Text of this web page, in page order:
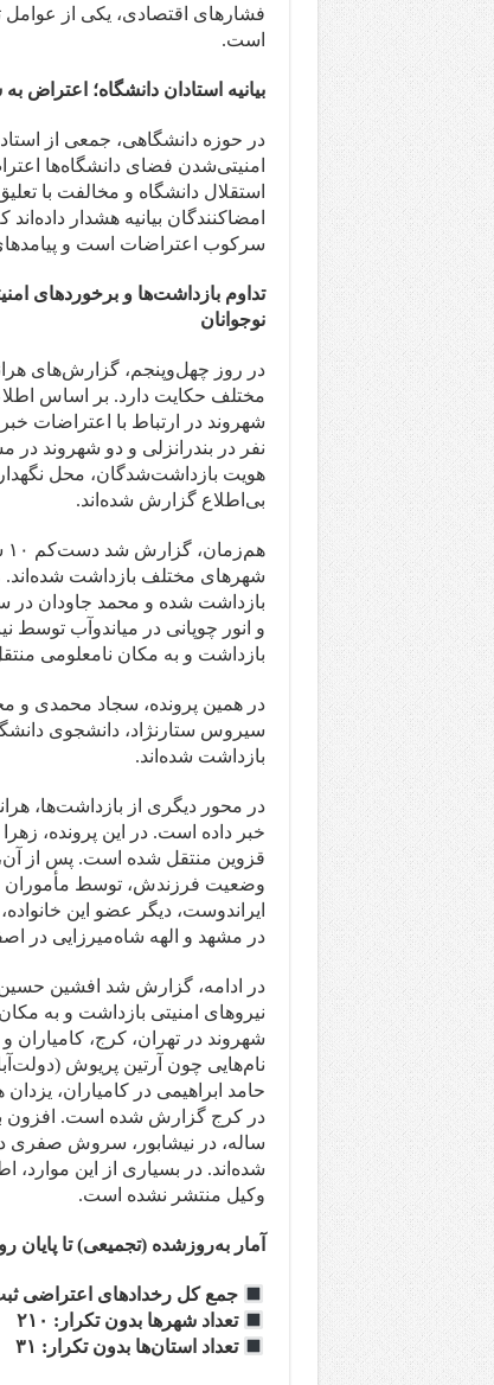
فشارهای اقتصادی، یکی از عوامل
است.
بیانیه استادان دانشگاه؛
در حوزه دانشگاهی، جمعی از
امنیتی‌شدن فضای دانشگاه‌ها
استقلال دانشگاه و مخالفت با
امضاکنندگان بیانیه هشدار
سرکوب اعتراضات است و
تداوم بازداشت‌ها و برخوردهای
نوجوانان
در روز چهل‌وپنجم، گزارش‌های
نفر در بندرانزلی و دو شهروند در
هویت بازداشت‌شدگان، محل
بی‌اطلاع گزارش شده‌اند.
بازداشت شده و محمد جاودان در
و انور چوپانی در میاندوآب توسط
بازداشت و به مکان نامعلومی
در همین پرونده، سجاد محمدی و
سیروس ستارنژاد، دانشجوی
بازداشت شده‌اند.
در محور دیگری از بازداشت‌ها،
خبر داده است. در این پرونده،
قزوین منتقل شده است. پس از آن،
وضعیت فرزندش، توسط مأموران
ایراندوست، دیگر عضو این
در مشهد و الهه شاه‌میرزایی در
در ادامه، گزارش شد افشین
شهروند در تهران، کرج،
نام‌هایی چون آرتین پریوش
حامد ابراهیمی در کامیاران،
ساله، در نیشابور، سروش صفری
شده‌اند. در بسیاری از این
وکیل منتشر نشده است.
آمار به‌روزشده (تجمیعی) تا پایان
جمع کل رخدادهای اعتراضی
تعداد شهرها بدون تکرار: ۲۱۰
تعداد استان‌ها بدون تکرار: ۳۱